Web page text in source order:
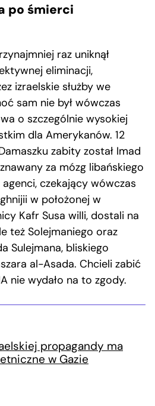
po śmierci
raz uniknął
eliminacji,
izraelskie służby we
sam nie był wówczas
o szczególnie wysokiej
dla Amerykanów. 12
zabity został Imad
za mózg libańskiego
czekający wówczas
w położonej w
Kafr Susa willi, dostali na
też Solejmaniego oraz
Sulejmana, bliskiego
al-Asada. Chcieli zabić
nie wydało na to zgody.
propagandy ma
w Gazie